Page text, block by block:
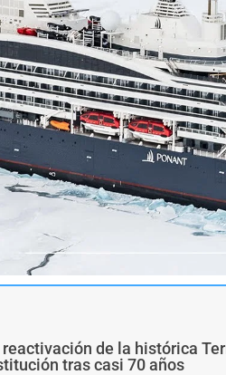
de la histórica
tras casi 70 años